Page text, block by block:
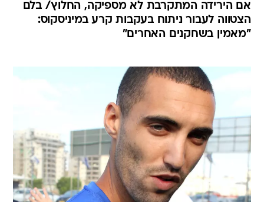
אם הירידה המתקרבת לא מספיקה, החלוץ/ בלם
הצטווה לעבור ניתוח בעקבות קרע במיניסקוס:
"מאמין בשחקנים האחרים"